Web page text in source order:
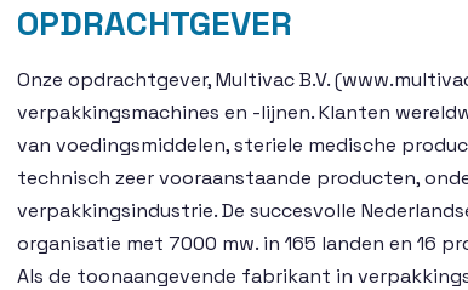
OPDRACHTGEVER
Onze opdrachtgever, Multivac B.V.
verpakkingsmachines en -lijnen. Klanten
van voedingsmiddelen, steriele medische
technisch zeer vooraanstaande producten,
verpakkingsindustrie. De succesvolle
organisatie met 7000 mw. in 165 landen en 16
Als de toonaangevende fabrikant in